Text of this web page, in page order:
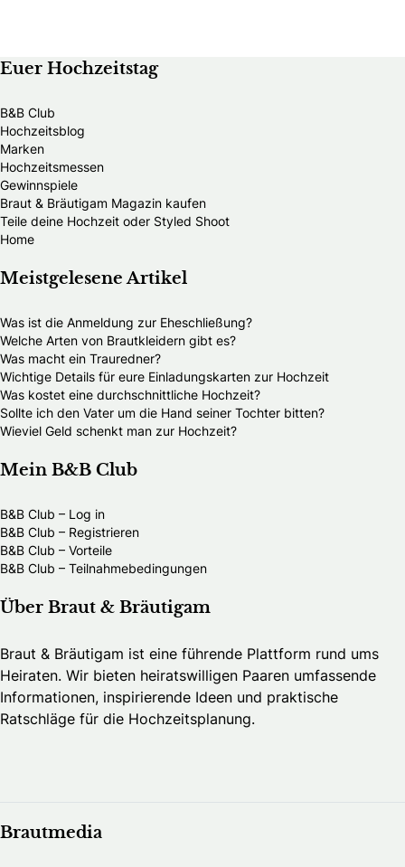
Euer Hochzeitstag
B&B Club
Hochzeitsblog
Marken
Hochzeitsmessen
Gewinnspiele
Braut & Bräutigam Magazin kaufen
Teile deine Hochzeit oder Styled Shoot
Home
Meistgelesene Artikel
Was ist die Anmeldung zur Eheschließung?
Welche Arten von Brautkleidern gibt es?
Was macht ein Trauredner?
Wichtige Details für eure Einladungskarten zur Hochzeit
Was kostet eine durchschnittliche Hochzeit?
Sollte ich den Vater um die Hand seiner Tochter bitten?
Wieviel Geld schenkt man zur Hochzeit?
Mein B&B Club
B&B Club – Log in
B&B Club – Registrieren
B&B Club – Vorteile
B&B Club – Teilnahmebedingungen
Über Braut & Bräutigam
Braut & Bräutigam ist eine führende Plattform rund ums
Heiraten. Wir bieten heiratswilligen Paaren umfassende
Informationen, inspirierende Ideen und praktische
Ratschläge für die Hochzeitsplanung.
Brautmedia